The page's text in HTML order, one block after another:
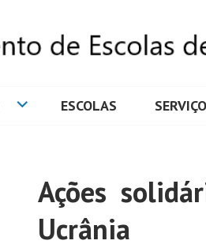
ESCOLAS
Ações
Ucrânia